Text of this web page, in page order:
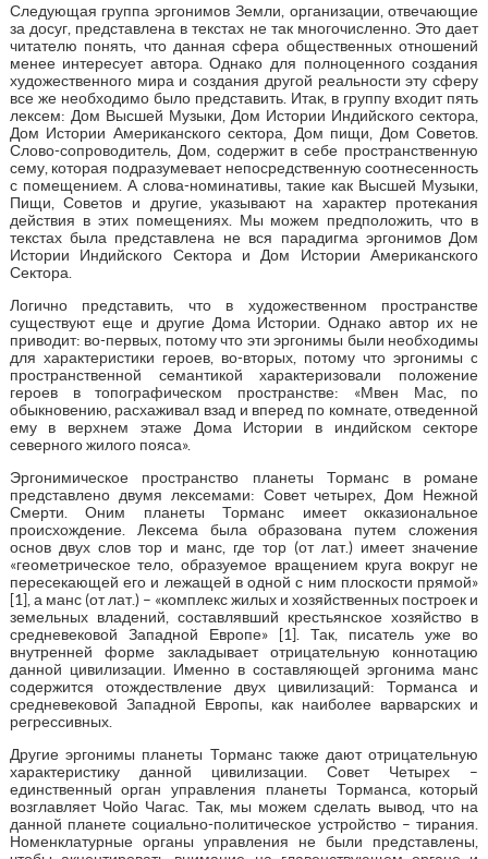
Следующая группа эргонимов Земли, организации, отвечающие
за досуг, представлена в текстах не так многочисленно. Это дает
читателю понять, что данная сфера общественных отношений
менее интересует автора. Однако для полноценного создания
художественного мира и создания другой реальности эту сферу
все же необходимо было представить. Итак, в группу входит пять
лексем: Дом Высшей Музыки, Дом Истории Индийского сектора,
Дом Истории Американского сектора, Дом пищи, Дом Советов.
Слово-сопроводитель, Дом, содержит в себе пространственную
сему, которая подразумевает непосредственную соотнесенность
с помещением. А слова-номинативы, такие как Высшей Музыки,
Пищи, Советов и другие, указывают на характер протекания
действия в этих помещениях. Мы можем предположить, что в
текстах была представлена не вся парадигма эргонимов Дом
Истории Индийского Сектора и Дом Истории Американского
Сектора.
Логично представить, что в художественном пространстве
существуют еще и другие Дома Истории. Однако автор их не
приводит: во-первых, потому что эти эргонимы были необходимы
для характеристики героев, во-вторых, потому что эргонимы c
пространственной семантикой характеризовали положение
героев в топографическом пространстве: «Мвен Мас, по
обыкновению, расхаживал взад и вперед по комнате, отведенной
ему в верхнем этаже Дома Истории в индийском секторе
северного жилого пояса».
Эргонимическое пространство планеты Торманс в романе
представлено двумя лексемами: Совет четырех, Дом Нежной
Смерти. Оним планеты Торманс имеет окказиональное
происхождение. Лексема была образована путем сложения
основ двух слов тор и манс, где тор (от лат.) имеет значение
«геометрическое тело, образуемое вращением круга вокруг не
пересекающей его и лежащей в одной с ним плоскости прямой»
[1], а манс (от лат.) – «комплекс жилых и хозяйственных построек и
земельных владений, составлявший крестьянское хозяйство в
средневековой Западной Европе» [1]. Так, писатель уже во
внутренней форме закладывает отрицательную коннотацию
данной цивилизации. Именно в составляющей эргонима манс
содержится отождествление двух цивилизаций: Торманса и
средневековой Западной Европы, как наиболее варварских и
регрессивных.
Другие эргонимы планеты Торманс также дают отрицательную
характеристику данной цивилизации. Совет Четырех –
единственный орган управления планеты Торманса, который
возглавляет Чойо Чагас. Так, мы можем сделать вывод, что на
данной планете социально-политическое устройство – тирания.
Номенклатурные органы управления не были представлены,